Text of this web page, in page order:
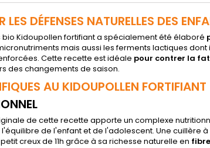
LES DÉFENSES NATURELLES DES
Kidoupollen fortifiant a spécialement été élaboré
mais aussi les ferments lactiques
Cette recette est idéale pour contrer la
des changements de saison.
AU KIDOUPOLLEN FORTIFIANT
de cette recette apporte un complexe
de l'enfant et de l'adolescent. Une cuillère
creux de 11h grâce à sa richesse naturelle en